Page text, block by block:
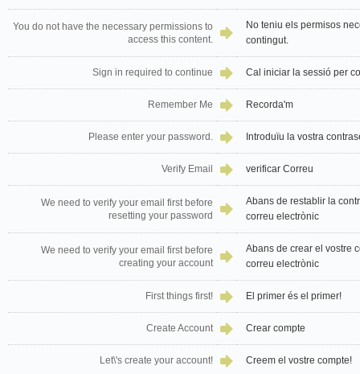
You do not have the necessary permissions to
access this content.
No teniu els permisos
contingut.
Sign in required to continue Cal iniciar la sessió per
Remember Me Recorda'm
Please enter your password. Introduïu la vostra
Verify Email verificar Correu
We need to verify your email first before
resetting your password
Abans de restablir la
correu electrònic
We need to verify your email first before
creating your account
Abans de crear el vostre
correu electrònic
First things first! El primer és el primer!
Create Account Crear compte
Let\'s create your account! Creem el vostre compte!